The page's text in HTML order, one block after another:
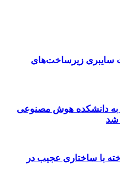
سایبری زیرساخت‌های
به دانشکده هوش مصنوعی
شد
با ساختاری عجیب در